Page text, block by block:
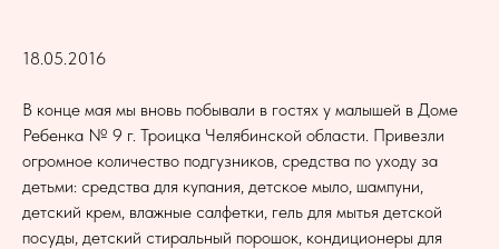
18.05.2016
В конце мая мы вновь побывали в гостях у малышей в Доме
Ребенка № 9 г. Троицка Челябинской области. Привезли
огромное количество подгузников, средства по уходу за
детьми: средства для купания, детское мыло, шампуни,
детский крем, влажные салфетки, гель для мытья детской
посуды, детский стиральный порошок, кондиционеры для